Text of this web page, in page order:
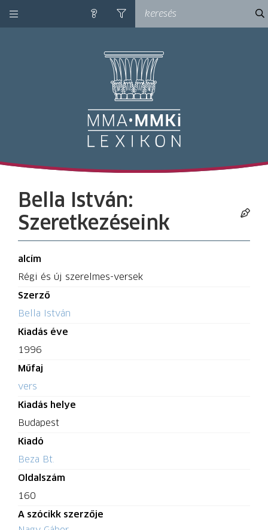
kategóriák
súgó szűrés
Bella István:
Szeretkezéseink
alcím
Régi és új szerelmes-versek
Szerző
Bella István
Kiadás éve
1996
Műfaj
vers
Kiadás helye
Budapest
Kiadó
Beza Bt.
Oldalszám
160
A szócikk szerzője